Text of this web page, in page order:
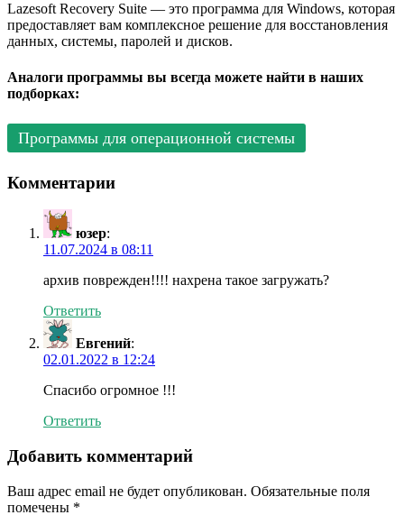
Lazesoft Recovery Suite — это программа для Windows, которая
предоставляет вам комплексное решение для восстановления
данных, системы, паролей и дисков.
Аналоги программы вы всегда можете найти в наших
подборках:
Программы для операционной системы
Комментарии
юзер:
11.07.2024 в 08:11
архив поврежден!!!! нахрена такое загружать?
Ответить
Евгений:
02.01.2022 в 12:24
Спасибо огромное !!!
Ответить
Добавить комментарий
Ваш адрес email не будет опубликован. Обязательные поля
помечены *